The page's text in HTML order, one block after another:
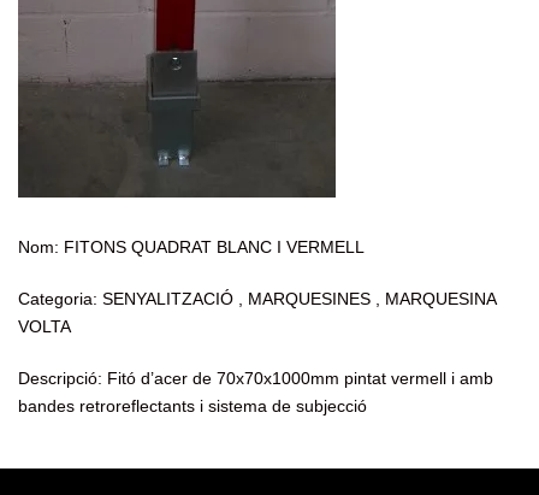
Nom: FITONS QUADRAT BLANC I VERMELL
Categoria: SENYALITZACIÓ , MARQUESINES , MARQUESINA
VOLTA
Descripció: Fitó d’acer de 70x70x1000mm pintat vermell i amb
bandes retroreflectants i sistema de subjecció